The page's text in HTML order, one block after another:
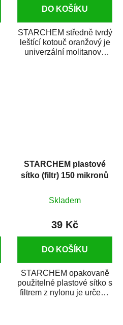
DO KOŠÍKU
STARCHEM středně tvrdý
leštící kotouč oranžový je
univerzální molitanový
STARCHEM plastové
sítko (filtr) 150 mikronů
Skladem
39 Kč
DO KOŠÍKU
STARCHEM opakovaně
použitelné plastové sítko s
filtrem z nylonu je určeno